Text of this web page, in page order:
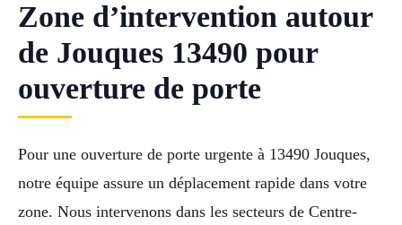
Zone d’intervention autour
de Jouques 13490 pour
ouverture de porte
Pour une ouverture de porte urgente à 13490 Jouques,
notre équipe assure un déplacement rapide dans votre
zone. Nous intervenons dans les secteurs de Centre-